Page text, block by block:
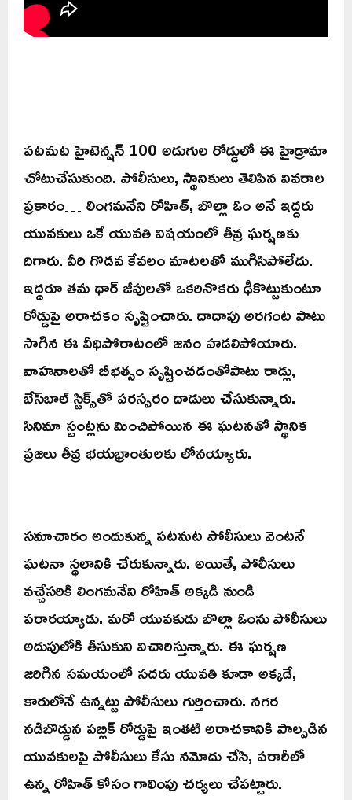
పటమట హైటెన్షన్ 100 అడుగుల రోడ్డులో ఈ హైడ్రామా
చోటుచేసుకుంది. పోలీసులు, స్థానికులు తెలిపిన వివరాల
ప్రకారం… లింగమనేని రోహిత్, బొల్లా ఓం అనే ఇద్దరు
యువకులు ఒకే యువతి విషయంలో తీవ్ర ఘర్షణకు
దిగారు. వీరి గొడవ కేవలం మాటలతో ముగిసిపోలేదు.
ఇద్దరూ తమ థార్ జీపులతో ఒకరినొకరు ఢీకొట్టుకుంటూ
రోడ్డుపై అరాచకం సృష్టించారు. దాదాపు అరగంట పాటు
సాగిన ఈ వీధిపోరాటంలో జనం హడలిపోయారు.
వాహనాలతో బీభత్సం సృష్టించడంతోపాటు రాడ్లు,
బేస్‌బాల్ స్టిక్స్‌తో పరస్పరం దాడులు చేసుకున్నారు.
సినిమా స్టంట్లను మించిపోయిన ఈ ఘటనతో స్థానిక
ప్రజలు తీవ్ర భయభ్రాంతులకు లోనయ్యారు.
సమాచారం అందుకున్న పటమట పోలీసులు వెంటనే
ఘటనా స్థలానికి చేరుకున్నారు. అయితే, పోలీసులు
వచ్చేసరికి లింగమనేని రోహిత్ అక్కడి నుండి
పరారయ్యాడు. మరో యువకుడు బొల్లా ఓంను పోలీసులు
అదుపులోకి తీసుకుని విచారిస్తున్నారు. ఈ ఘర్షణ
జరిగిన సమయంలో సదరు యువతి కూడా అక్కడే,
కారులోనే ఉన్నట్టు పోలీసులు గుర్తించారు. నగర
నడిబొడ్డున పబ్లిక్ రోడ్డుపై ఇంతటి అరాచకానికి పాల్పడిన
యువకులపై పోలీసులు కేసు నమోదు చేసి, పరారీలో
ఉన్న రోహిత్ కోసం గాలింపు చర్యలు చేపట్టారు.